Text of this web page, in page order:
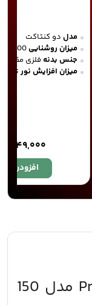
مدل دو کنتاکت
میزان روشنایی9000 لومن
جنس بدنه فلزی مقاوم
میزان افزایش نور تا 500% بیشتر
۵,۸۴۹,۰۰۰
افزودن
هدلایت خودرو پرایم Prime مدل 150